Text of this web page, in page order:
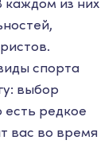
спорта
выбор
есть редкое
вас во время